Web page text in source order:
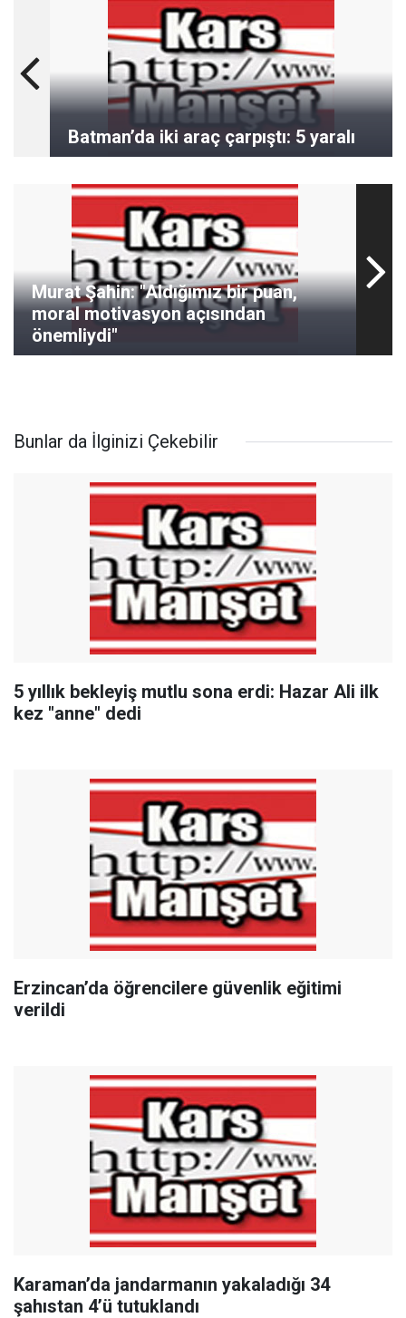
Batman’da iki araç çarpıştı: 5 yaralı
Murat Şahin: "Aldığımız bir puan,
moral motivasyon açısından
önemliydi"
Bunlar da İlginizi Çekebilir
5 yıllık bekleyiş mutlu sona erdi: Hazar Ali ilk
kez "anne" dedi
Erzincan’da öğrencilere güvenlik eğitimi
verildi
Karaman’da jandarmanın yakaladığı 34
şahıstan 4’ü tutuklandı